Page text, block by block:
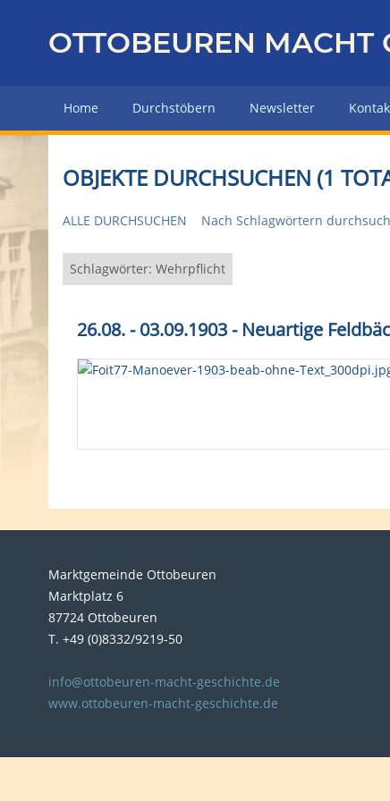
z
r
H
u
p
e
OTTOBEUREN MACHT
Home Durchstöbern Newsletter
OBJEKTE DURCHSUCHEN (1
ALLE DURCHSUCHEN Nach Schlagwörtern
Schlagwörter: Wehrpflicht
26.08. - 03.09.1903 - Neuartige
Marktgemeinde Ottobeuren
Marktplatz 6
87724 Ottobeuren
T. +49 (0)8332/9219-50
info@ottobeuren-macht-geschichte.de
www.ottobeuren-macht-geschichte.de